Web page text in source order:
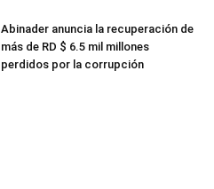
Abinader anuncia la recuperación de
más de RD $ 6.5 mil millones
perdidos por la corrupción